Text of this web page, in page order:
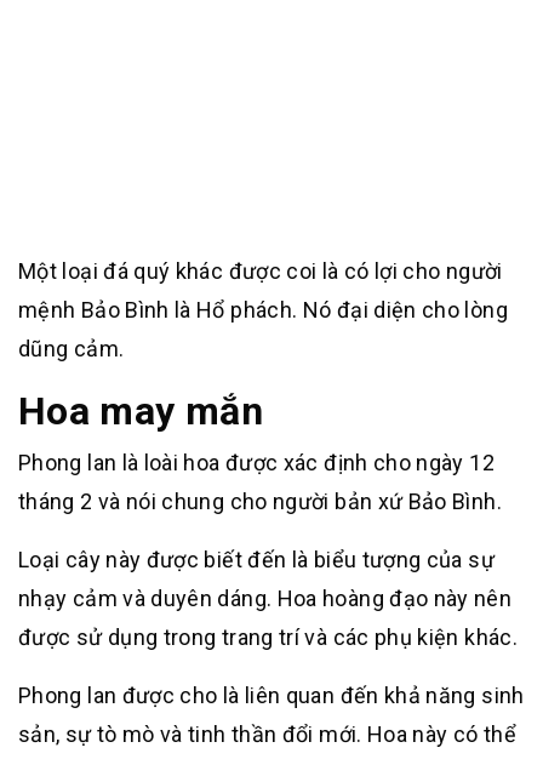
Một loại đá quý khác được coi là có lợi cho người
mệnh Bảo Bình là Hổ phách. Nó đại diện cho lòng
dũng cảm.
Hoa may mắn
Phong lan là loài hoa được xác định cho ngày 12
tháng 2 và nói chung cho người bản xứ Bảo Bình.
Loại cây này được biết đến là biểu tượng của sự
nhạy cảm và duyên dáng. Hoa hoàng đạo này nên
được sử dụng trong trang trí và các phụ kiện khác.
Phong lan được cho là liên quan đến khả năng sinh
sản, sự tò mò và tinh thần đổi mới. Hoa này có thể